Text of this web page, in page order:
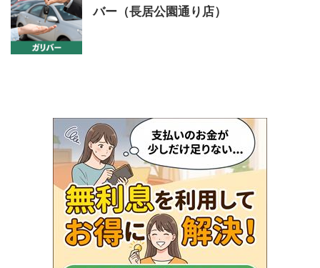
バー（長居公園通り店）